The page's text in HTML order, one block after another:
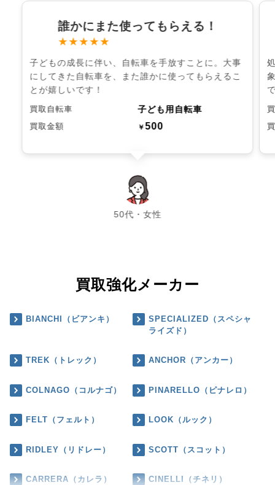
誰かにまた使ってもらえる！
★★★★★
子どもの成長に伴い、自転車を手放すことに。大事
にしてきた自転車を、また誰かに使ってもらえるこ
とが嬉しいです！
買取自転車 子ども用自転車
買取金額 ￥500
50代・女性
chevron_left chevron_right
買取強化メーカー
BIANCHI（ビアンキ）
SPECIALIZED（スペシャ
ライズド）
TREK（トレック） ANCHOR（アンカー）
COLNAGO（コルナゴ） PINARELLO（ピナレロ）
FELT（フェルト） LOOK（ルック）
RIDLEY（リドレー） SCOTT（スコット）
CARRERA（カレラ） CINELLI（チネリ）